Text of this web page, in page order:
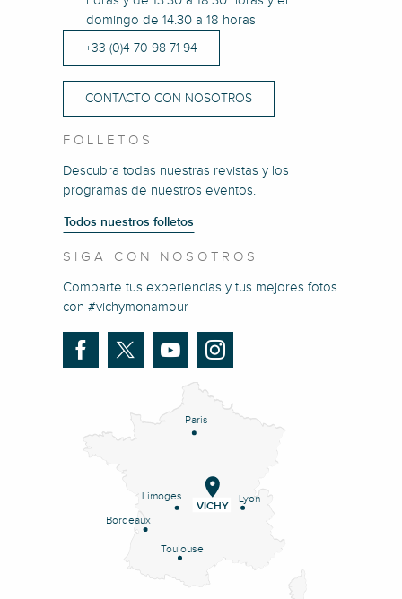
domingo de 14.30 a 18 horas
+33 (0)4 70 98 71 94
CONTACTO CON NOSOTROS
FOLLETOS
Descubra todas nuestras revistas y los
programas de nuestros eventos.
Todos nuestros folletos
SIGA CON NOSOTROS
Comparte tus experiencias y tus mejores fotos
con #vichymonamour
Paris
Lyon
Limoges
Bordeaux
Toulouse
VICHY